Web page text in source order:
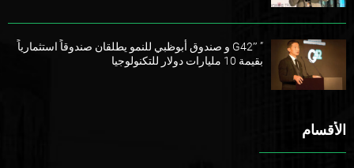
” G42″ و صندوق أبوظبي للنمو يطلقان صندوقاً استثمارياً
بقيمة 10 مليارات دولار للتكنولوجيا
الأقسام